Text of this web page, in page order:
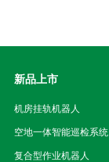
新品上市
机房挂轨机器人
空地一体智能巡检系统
复合型作业机器人